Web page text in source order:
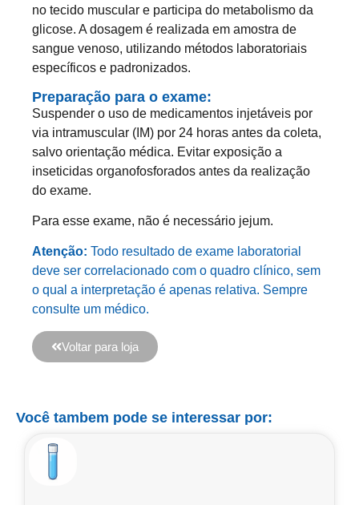
no tecido muscular e participa do metabolismo da
glicose. A dosagem é realizada em amostra de
sangue venoso, utilizando métodos laboratoriais
específicos e padronizados.
Preparação para o exame:
Suspender o uso de medicamentos injetáveis por
via intramuscular (IM) por 24 horas antes da coleta,
salvo orientação médica. Evitar exposição a
inseticidas organofosforados antes da realização
do exame.
Para esse exame, não é necessário jejum.
Atenção: Todo resultado de exame laboratorial
deve ser correlacionado com o quadro clínico, sem
o qual a interpretação é apenas relativa. Sempre
consulte um médico.
Voltar para loja
Você tambem pode se interessar por: